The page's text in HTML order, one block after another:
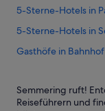
5-Sterne-Hotels in
5-Sterne-Hotels in
Gasthöfe in
Pensionen in
Semmering ruft!
Reiseführern und